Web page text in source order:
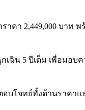
กราคา 2,449,000 บ
เฉิน 5 ปีเต็ม เพื่อมอ
อบโจทย์ทั้งด้านราค